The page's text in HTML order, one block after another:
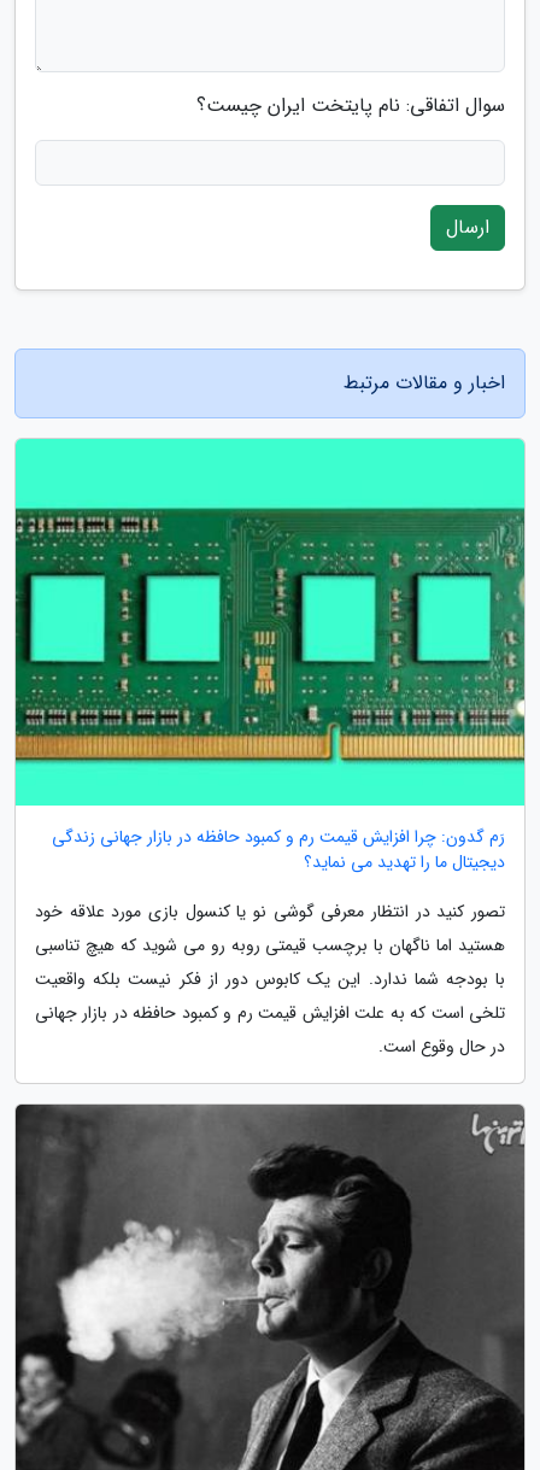
سوال اتفاقی: نام پایتخت ایران چیست؟
ارسال
اخبار و مقالات مرتبط
رَم گدون: چرا افزایش قیمت رم و کمبود حافظه در بازار جهانی زندگی
دیجیتال ما را تهدید می نماید؟
تصور کنید در انتظار معرفی گوشی نو یا کنسول بازی مورد علاقه خود
هستید اما ناگهان با برچسب قیمتی روبه رو می شوید که هیچ تناسبی
با بودجه شما ندارد. این یک کابوس دور از فکر نیست بلکه واقعیت
تلخی است که به علت افزایش قیمت رم و کمبود حافظه در بازار جهانی
در حال وقوع است.